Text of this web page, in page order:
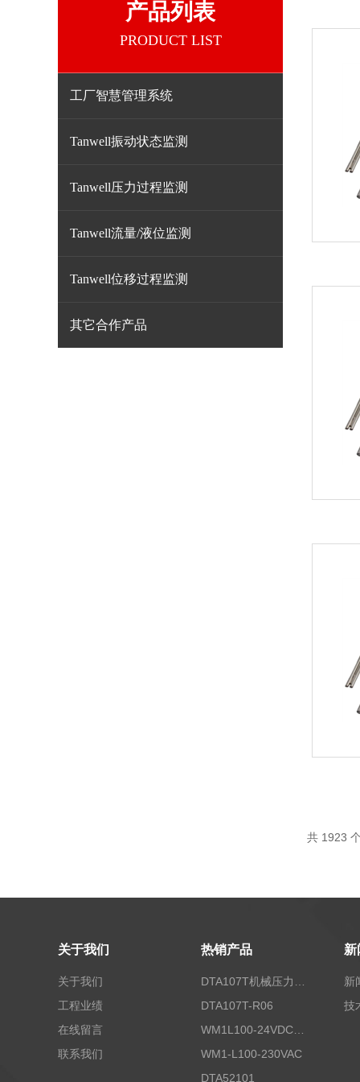
产品列表
PRODUCT LIST
工厂智慧管理系统
Tanwell振动状态监测
Tanwell压力过程监测
Tanwell流量/液位监测
Tanwell位移过程监测
其它合作产品
共 1923
关于我们
关于我们
工程业绩
在线留言
联系我们
热销产品
DTA107T-R06
WM1-L100-230VAC
DTA52101
新
新
技